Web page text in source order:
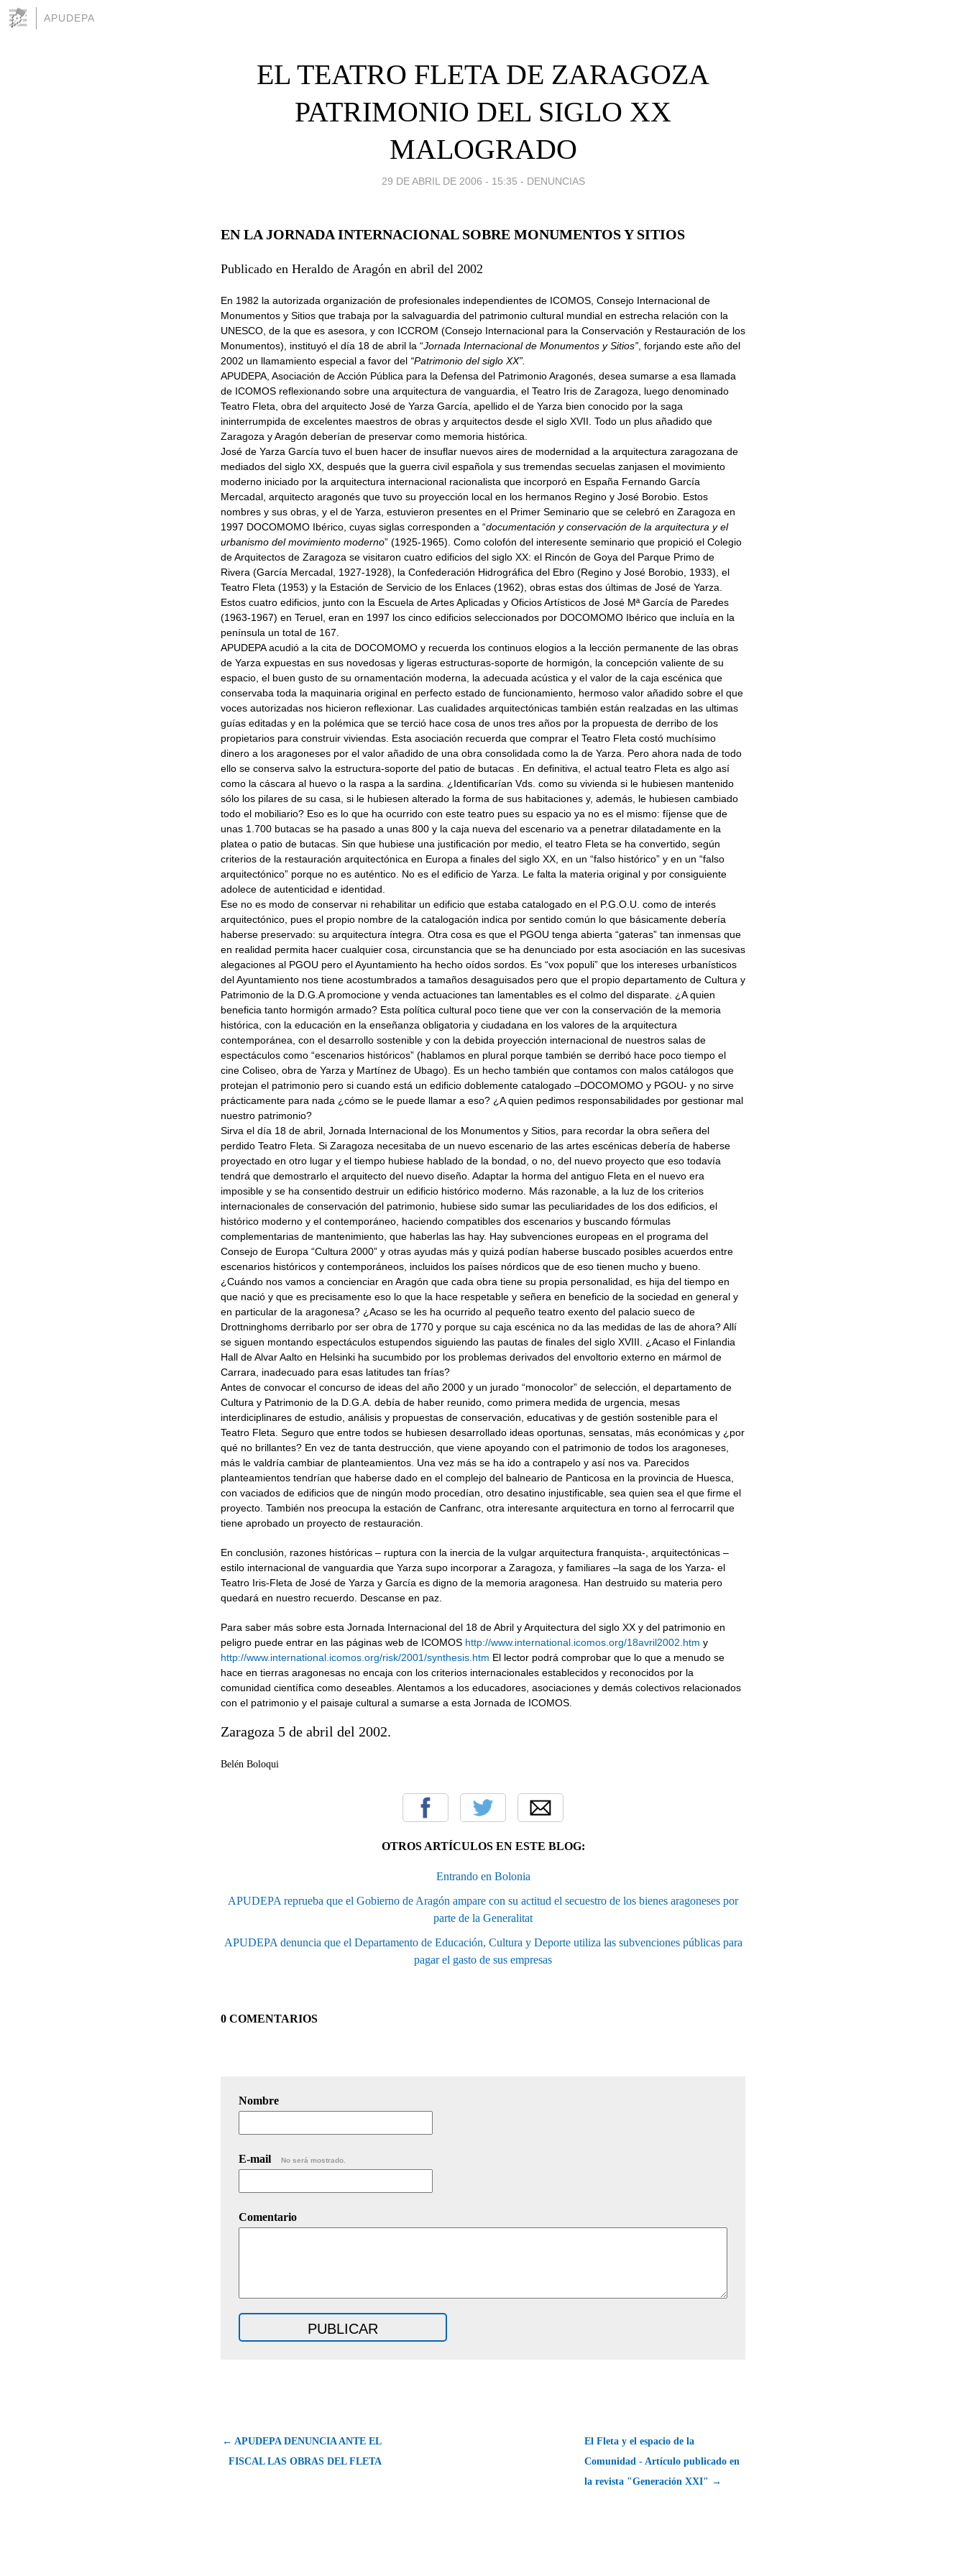
APUDEPA
EL TEATRO FLETA DE ZARAGOZA
PATRIMONIO DEL SIGLO XX
MALOGRADO
29 DE ABRIL DE 2006 - 15:35 - DENUNCIAS
EN LA JORNADA INTERNACIONAL SOBRE MONUMENTOS Y SITIOS
Publicado en Heraldo de Aragón en abril del 2002
En 1982 la autorizada organización de profesionales independientes de ICOMOS, Consejo Internacional de
Monumentos y Sitios que trabaja por la salvaguardia del patrimonio cultural mundial en estrecha relación con la
UNESCO, de la que es asesora, y con ICCROM (Consejo Internacional para la Conservación y Restauración de los
Monumentos), instituyó el día 18 de abril la “Jornada Internacional de Monumentos y Sitios” , forjando este año del
2002 un llamamiento especial a favor del “Patrimonio del siglo XX”.
APUDEPA, Asociación de Acción Pública para la Defensa del Patrimonio Aragonés, desea sumarse a esa llamada
de ICOMOS reflexionando sobre una arquitectura de vanguardia, el Teatro Iris de Zaragoza, luego denominado
Teatro Fleta, obra del arquitecto José de Yarza García, apellido el de Yarza bien conocido por la saga
ininterrumpida de excelentes maestros de obras y arquitectos desde el siglo XVII. Todo un plus añadido que
Zaragoza y Aragón deberían de preservar como memoria histórica.
José de Yarza García tuvo el buen hacer de insuflar nuevos aires de modernidad a la arquitectura zaragozana de
mediados del siglo XX, después que la guerra civil española y sus tremendas secuelas zanjasen el movimiento
moderno iniciado por la arquitectura internacional racionalista que incorporó en España Fernando García
Mercadal, arquitecto aragonés que tuvo su proyección local en los hermanos Regino y José Borobio. Estos
nombres y sus obras, y el de Yarza, estuvieron presentes en el Primer Seminario que se celebró en Zaragoza en
1997 DOCOMOMO Ibérico, cuyas siglas corresponden a “documentación y conservación de la arquitectura y el
urbanismo del movimiento moderno” (1925-1965). Como colofón del interesente seminario que propició el Colegio
de Arquitectos de Zaragoza se visitaron cuatro edificios del siglo XX: el Rincón de Goya del Parque Primo de
Rivera (García Mercadal, 1927-1928), la Confederación Hidrográfica del Ebro (Regino y José Borobio, 1933), el
Teatro Fleta (1953) y la Estación de Servicio de los Enlaces (1962), obras estas dos últimas de José de Yarza.
Estos cuatro edificios, junto con la Escuela de Artes Aplicadas y Oficios Artísticos de José Mª García de Paredes
(1963-1967) en Teruel, eran en 1997 los cinco edificios seleccionados por DOCOMOMO Ibérico que incluía en la
península un total de 167.
APUDEPA acudió a la cita de DOCOMOMO y recuerda los continuos elogios a la lección permanente de las obras
de Yarza expuestas en sus novedosas y ligeras estructuras-soporte de hormigón, la concepción valiente de su
espacio, el buen gusto de su ornamentación moderna, la adecuada acústica y el valor de la caja escénica que
conservaba toda la maquinaria original en perfecto estado de funcionamiento, hermoso valor añadido sobre el que
voces autorizadas nos hicieron reflexionar. Las cualidades arquitectónicas también están realzadas en las ultimas
guías editadas y en la polémica que se terció hace cosa de unos tres años por la propuesta de derribo de los
propietarios para construir viviendas. Esta asociación recuerda que comprar el Teatro Fleta costó muchísimo
dinero a los aragoneses por el valor añadido de una obra consolidada como la de Yarza. Pero ahora nada de todo
ello se conserva salvo la estructura-soporte del patio de butacas . En definitiva, el actual teatro Fleta es algo así
como la cáscara al huevo o la raspa a la sardina. ¿Identificarían Vds. como su vivienda si le hubiesen mantenido
sólo los pilares de su casa, si le hubiesen alterado la forma de sus habitaciones y, además, le hubiesen cambiado
todo el mobiliario? Eso es lo que ha ocurrido con este teatro pues su espacio ya no es el mismo: fíjense que de
unas 1.700 butacas se ha pasado a unas 800 y la caja nueva del escenario va a penetrar dilatadamente en la
platea o patio de butacas. Sin que hubiese una justificación por medio, el teatro Fleta se ha convertido, según
criterios de la restauración arquitectónica en Europa a finales del siglo XX, en un “falso histórico” y en un “falso
arquitectónico” porque no es auténtico. No es el edificio de Yarza. Le falta la materia original y por consiguiente
adolece de autenticidad e identidad.
Ese no es modo de conservar ni rehabilitar un edificio que estaba catalogado en el P.G.O.U. como de interés
arquitectónico, pues el propio nombre de la catalogación indica por sentido común lo que básicamente debería
haberse preservado: su arquitectura íntegra. Otra cosa es que el PGOU tenga abierta “gateras” tan inmensas que
en realidad permita hacer cualquier cosa, circunstancia que se ha denunciado por esta asociación en las sucesivas
alegaciones al PGOU pero el Ayuntamiento ha hecho oídos sordos. Es “vox populi” que los intereses urbanísticos
del Ayuntamiento nos tiene acostumbrados a tamaños desaguisados pero que el propio departamento de Cultura y
Patrimonio de la D.G.A promocione y venda actuaciones tan lamentables es el colmo del disparate. ¿A quien
beneficia tanto hormigón armado? Esta política cultural poco tiene que ver con la conservación de la memoria
histórica, con la educación en la enseñanza obligatoria y ciudadana en los valores de la arquitectura
contemporánea, con el desarrollo sostenible y con la debida proyección internacional de nuestros salas de
espectáculos como “escenarios históricos” (hablamos en plural porque también se derribó hace poco tiempo el
cine Coliseo, obra de Yarza y Martínez de Ubago). Es un hecho también que contamos con malos catálogos que
protejan el patrimonio pero si cuando está un edificio doblemente catalogado –DOCOMOMO y PGOU- y no sirve
prácticamente para nada ¿cómo se le puede llamar a eso? ¿A quien pedimos responsabilidades por gestionar mal
nuestro patrimonio?
Sirva el día 18 de abril, Jornada Internacional de los Monumentos y Sitios, para recordar la obra señera del
perdido Teatro Fleta. Si Zaragoza necesitaba de un nuevo escenario de las artes escénicas debería de haberse
proyectado en otro lugar y el tiempo hubiese hablado de la bondad, o no, del nuevo proyecto que eso todavía
tendrá que demostrarlo el arquitecto del nuevo diseño. Adaptar la horma del antiguo Fleta en el nuevo era
imposible y se ha consentido destruir un edificio histórico moderno. Más razonable, a la luz de los criterios
internacionales de conservación del patrimonio, hubiese sido sumar las peculiaridades de los dos edificios, el
histórico moderno y el contemporáneo, haciendo compatibles dos escenarios y buscando fórmulas
complementarias de mantenimiento, que haberlas las hay. Hay subvenciones europeas en el programa del
Consejo de Europa “Cultura 2000” y otras ayudas más y quizá podían haberse buscado posibles acuerdos entre
escenarios históricos y contemporáneos, incluidos los países nórdicos que de eso tienen mucho y bueno.
¿Cuándo nos vamos a concienciar en Aragón que cada obra tiene su propia personalidad, es hija del tiempo en
que nació y que es precisamente eso lo que la hace respetable y señera en beneficio de la sociedad en general y
en particular de la aragonesa? ¿Acaso se les ha ocurrido al pequeño teatro exento del palacio sueco de
Drottninghoms derribarlo por ser obra de 1770 y porque su caja escénica no da las medidas de las de ahora? Allí
se siguen montando espectáculos estupendos siguiendo las pautas de finales del siglo XVIII. ¿Acaso el Finlandia
Hall de Alvar Aalto en Helsinki ha sucumbido por los problemas derivados del envoltorio externo en mármol de
Carrara, inadecuado para esas latitudes tan frías?
Antes de convocar el concurso de ideas del año 2000 y un jurado “monocolor” de selección, el departamento de
Cultura y Patrimonio de la D.G.A. debía de haber reunido, como primera medida de urgencia, mesas
interdiciplinares de estudio, análisis y propuestas de conservación, educativas y de gestión sostenible para el
Teatro Fleta. Seguro que entre todos se hubiesen desarrollado ideas oportunas, sensatas, más económicas y ¿por
qué no brillantes? En vez de tanta destrucción, que viene apoyando con el patrimonio de todos los aragoneses,
más le valdría cambiar de planteamientos. Una vez más se ha ido a contrapelo y así nos va. Parecidos
planteamientos tendrían que haberse dado en el complejo del balneario de Panticosa en la provincia de Huesca,
con vaciados de edificios que de ningún modo procedían, otro desatino injustificable, sea quien sea el que firme el
proyecto. También nos preocupa la estación de Canfranc, otra interesante arquitectura en torno al ferrocarril que
tiene aprobado un proyecto de restauración.
En conclusión, razones históricas – ruptura con la inercia de la vulgar arquitectura franquista-, arquitectónicas –
estilo internacional de vanguardia que Yarza supo incorporar a Zaragoza, y familiares –la saga de los Yarza- el
Teatro Iris-Fleta de José de Yarza y García es digno de la memoria aragonesa. Han destruido su materia pero
quedará en nuestro recuerdo. Descanse en paz.
Para saber más sobre esta Jornada Internacional del 18 de Abril y Arquitectura del siglo XX y del patrimonio en
peligro puede entrar en las páginas web de ICOMOS http://www.international.icomos.org/18avril2002.htm y
http://www.international.icomos.org/risk/2001/synthesis.htm El lector podrá comprobar que lo que a menudo se
hace en tierras aragonesas no encaja con los criterios internacionales establecidos y reconocidos por la
comunidad científica como deseables. Alentamos a los educadores, asociaciones y demás colectivos relacionados
con el patrimonio y el paisaje cultural a sumarse a esta Jornada de ICOMOS.
Zaragoza 5 de abril del 2002.
Belén Boloqui
OTROS ARTÍCULOS EN ESTE BLOG:
Entrando en Bolonia
APUDEPA reprueba que el Gobierno de Aragón ampare con su actitud el secuestro de los bienes aragoneses por
parte de la Generalitat
APUDEPA denuncia que el Departamento de Educación, Cultura y Deporte utiliza las subvenciones públicas para
pagar el gasto de sus empresas
0 COMENTARIOS
Nombre
E-mail No será mostrado.
Comentario
← APUDEPA DENUNCIA ANTE EL
FISCAL LAS OBRAS DEL FLETA
El Fleta y el espacio de la
Comunidad - Artículo publicado en
la revista "Generación XXI" →